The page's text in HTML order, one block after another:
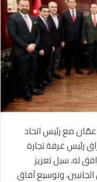
مع رئيس اتحاد
رئيس غرفة تجارة
له، سبل تعزيز
وتوسيع آفاق